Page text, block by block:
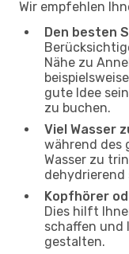
Wir empfehlen
Den besten
Nähe zu
gute Idee
zu buchen.
Viel Wasser
während des
Wasser zu
dehydrierend
Kopfhörer
Dies hilft
schaffen und
gestalten.